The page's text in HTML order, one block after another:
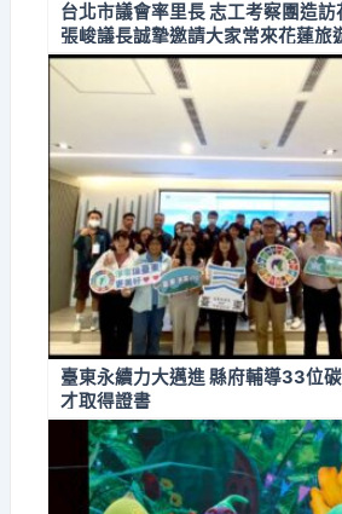
台北市議會率里長 志工考察團造訪
張峻議長誠摯邀請大家常來花蓮旅
臺東永續力大邁進 縣府輔導33位
才取得證書